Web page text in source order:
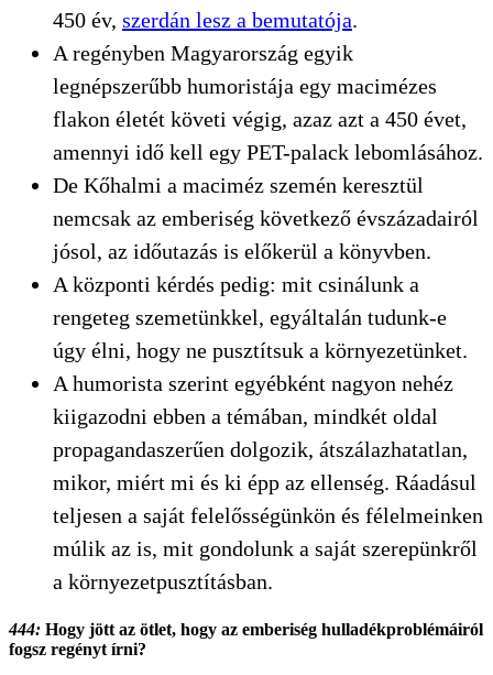
450 év, szerdán lesz a bemutatója.
A regényben Magyarország egyik
legnépszerűbb humoristája egy macimézes
flakon életét követi végig, azaz azt a 450 évet,
amennyi idő kell egy PET-palack lebomlásához.
De Kőhalmi a maciméz szemén keresztül
nemcsak az emberiség következő évszázadairól
jósol, az időutazás is előkerül a könyvben.
A központi kérdés pedig: mit csinálunk a
rengeteg szemetünkkel, egyáltalán tudunk-e
úgy élni, hogy ne pusztítsuk a környezetünket.
A humorista szerint egyébként nagyon nehéz
kiigazodni ebben a témában, mindkét oldal
propagandaszerűen dolgozik, átszálazhatatlan,
mikor, miért mi és ki épp az ellenség. Ráadásul
teljesen a saját felelősségünkön és félelmeinken
múlik az is, mit gondolunk a saját szerepünkről
a környezetpusztításban.
444: Hogy jött az ötlet, hogy az emberiség hulladékproblémáiról
fogsz regényt írni?